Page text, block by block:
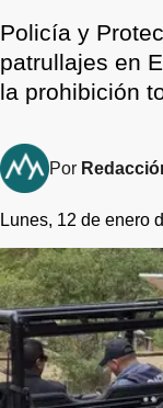
Policía y
patrullajes en
la prohibición
Por
Lunes, 12 de enero